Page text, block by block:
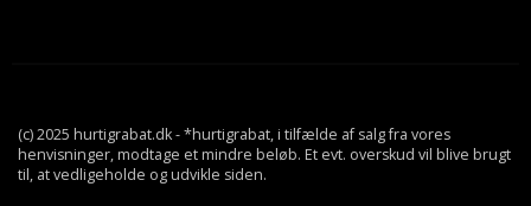
(c) 2025 hurtigrabat.dk - *hurtigrabat, i tilfælde af salg fra vores
henvisninger, modtage et mindre beløb. Et evt. overskud vil blive brugt
til, at vedligeholde og udvikle siden.